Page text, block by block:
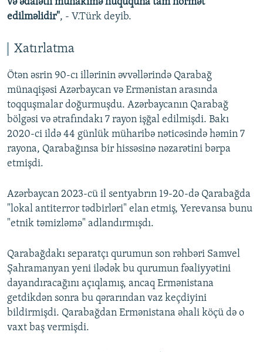
edilməlidir", - V.Türk deyib.
Xatırlatma
Ötən əsrin 90-cı illərinin əvvəllərində Qarabağ
münaqişəsi Azərbaycan və Ermənistan arasında
toqquşmalar doğurmuşdu. Azərbaycanın Qarabağ
bölgəsi və ətrafındakı 7 rayon işğal edilmişdi. Bakı
2020-ci ildə 44 günlük müharibə nəticəsində həmin 7
rayona, Qarabağınsa bir hissəsinə nəzarətini bərpa
etmişdi.
Azərbaycan 2023-cü il sentyabrın 19-20-də Qarabağda
"lokal antiterror tədbirləri" elan etmiş, Yerevansa bunu
"etnik təmizləmə" adlandırmışdı.
Qarabağdakı separatçı qurumun son rəhbəri Samvel
Şahramanyan yeni ilədək bu qurumun fəaliyyətini
dayandıracağını açıqlamış, ancaq Ermənistana
getdikdən sonra bu qərarından vaz keçdiyini
bildirmişdi. Qarabağdan Ermənistana əhali köçü də o
vaxt baş vermişdi.